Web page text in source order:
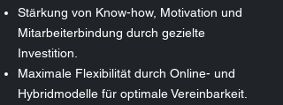
Stärkung von Know-how, Motivation und
Mitarbeiterbindung durch gezielte
Investition.
Maximale Flexibilität durch Online- und
Hybridmodelle für optimale Vereinbarkeit.